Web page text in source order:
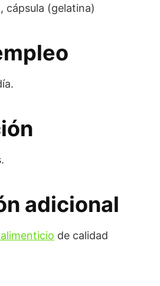
cápsula (gelatina)
adicional
de calidad